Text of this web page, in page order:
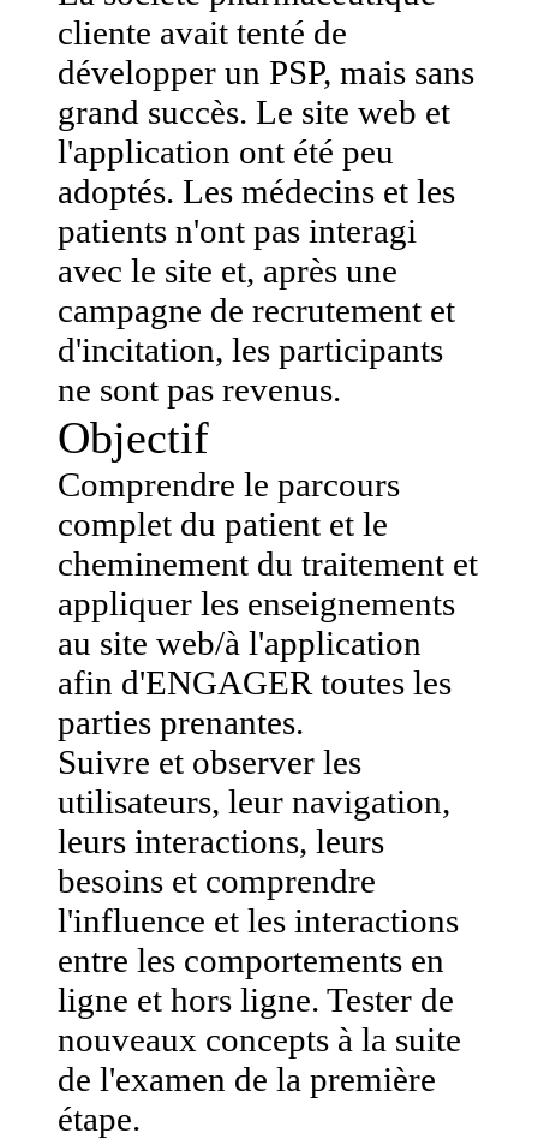
cliente avait tenté de
développer un PSP, mais sans
grand succès. Le site web et
l'application ont été peu
adoptés. Les médecins et les
patients n'ont pas interagi
avec le site et, après une
campagne de recrutement et
d'incitation, les participants
ne sont pas revenus.
Objectif
Comprendre le parcours
complet du patient et le
cheminement du traitement et
appliquer les enseignements
au site web/à l'application
afin d'ENGAGER toutes les
parties prenantes.
Suivre et observer les
utilisateurs, leur navigation,
leurs interactions, leurs
besoins et comprendre
l'influence et les interactions
entre les comportements en
ligne et hors ligne. Tester de
nouveaux concepts à la suite
de l'examen de la première
étape.